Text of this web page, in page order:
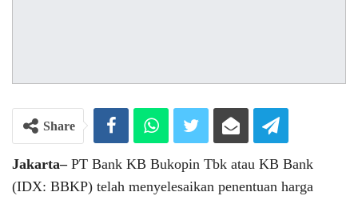
Share
Jakarta– PT Bank KB Bukopin Tbk atau KB Bank
(IDX: BBKP) telah menyelesaikan penentuan harga